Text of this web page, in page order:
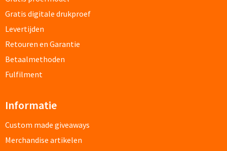
Overige bureau artikelen
Paraplu's & Poncho's
Paraplu's
Automatische paraplu's bedrukken
Gratis digitale drukproef
Levertijden
Retouren en Garantie
Betaalmethoden
Fulfilment
Informatie
Custom made giveaways
Merchandise artikelen